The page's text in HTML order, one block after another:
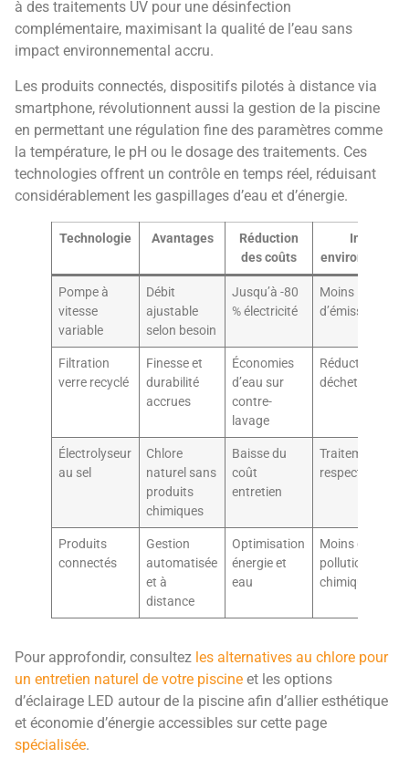
à des traitements UV pour une désinfection
complémentaire, maximisant la qualité de l’eau sans
impact environnemental accru.
Les produits connectés, dispositifs pilotés à distance via
smartphone, révolutionnent aussi la gestion de la piscine
en permettant une régulation fine des paramètres comme
la température, le pH ou le dosage des traitements. Ces
technologies offrent un contrôle en temps réel, réduisant
considérablement les gaspillages d’eau et d’énergie.
Technologie Avantages
Réduction
des coûts
Impact
Pompe à
vitesse
variable
Débit
ajustable
selon besoin
Jusqu’à -80
% électricité
Moins
d’émissions
Filtration
verre recyclé
Finesse et
durabilité
accrues
Économies
d’eau sur
contre-
lavage
Réduction de
déchets
Électrolyseur
au sel
Chlore
naturel sans
produits
chimiques
Baisse du
coût
entretien
Traitement
respectueux
Produits
connectés
Gestion
automatisée
et à
distance
Optimisation
énergie et
eau
Moins de
pollution
chimique
Pour approfondir, consultez les alternatives au chlore pour
un entretien naturel de votre piscine et les options
d’éclairage LED autour de la piscine afin d’allier esthétique
et économie d’énergie accessibles sur cette page
spécialisée.